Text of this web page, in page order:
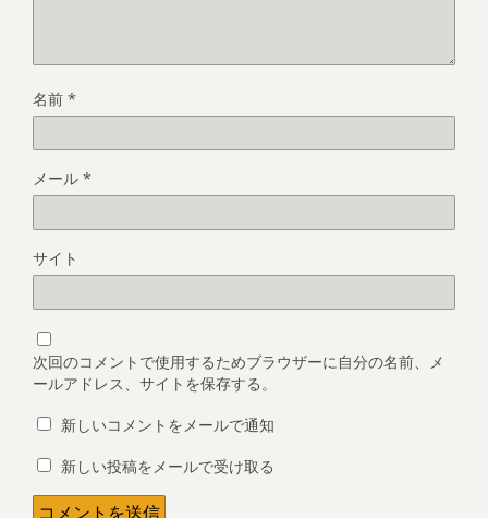
名前 *
メール *
サイト
次回のコメントで使用するためブラウザーに自分の名前、メ
ールアドレス、サイトを保存する。
新しいコメントをメールで通知
新しい投稿をメールで受け取る